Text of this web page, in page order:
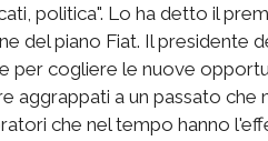
politica". Lo ha detto il
del piano Fiat. Il presidente
per cogliere le nuove
aggrappati a un passato che
che nel tempo hanno